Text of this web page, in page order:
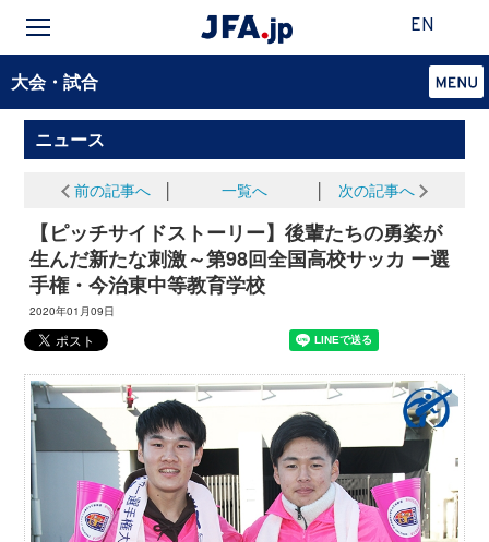
EN
大会・試合
ニュース
前の記事へ 一覧へ 次の記事へ
【ピッチサイドストーリー】後輩たちの勇姿が
生んだ新たな刺激～第98回全国高校サッカ ー選
手権・今治東中等教育学校
2020年01月09日